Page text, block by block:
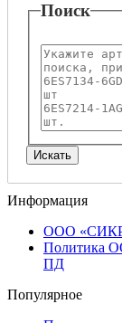
Поиск
Информация
ООО
Политика
ПД
Популярное